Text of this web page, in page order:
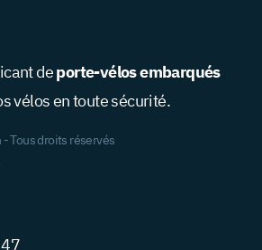
deporte-vélos embarqués
vélos en toute sécurité.
Tous droits réservés